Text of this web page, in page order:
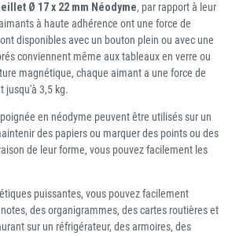
Ø 17 x 22 mm Néodyme, par rapport à leur
à haute adhérence ont une force de
disponibles avec un bouton plein ou avec une
conviennent même aux tableaux en verre ou
magnétique, chaque aimant a une force de
jusqu'à 3,5 kg.
en néodyme peuvent être utilisés sur un
des papiers ou marquer des points ou des
de leur forme, vous pouvez facilement les
puissantes, vous pouvez facilement
des organigrammes, des cartes routières et
sur un réfrigérateur, des armoires, des